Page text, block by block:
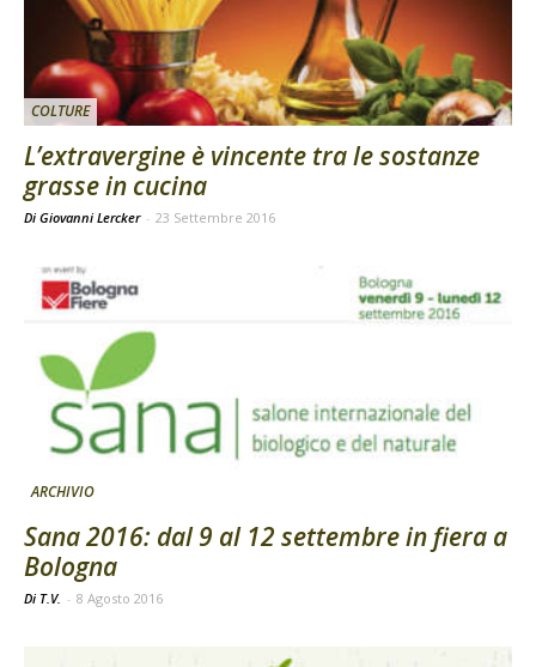
COLTURE
L’extravergine è vincente tra le sostanze
grasse in cucina
Di Giovanni Lercker - 23 Settembre 2016
ARCHIVIO
Sana 2016: dal 9 al 12 settembre in fiera a
Bologna
Di T.V. - 8 Agosto 2016